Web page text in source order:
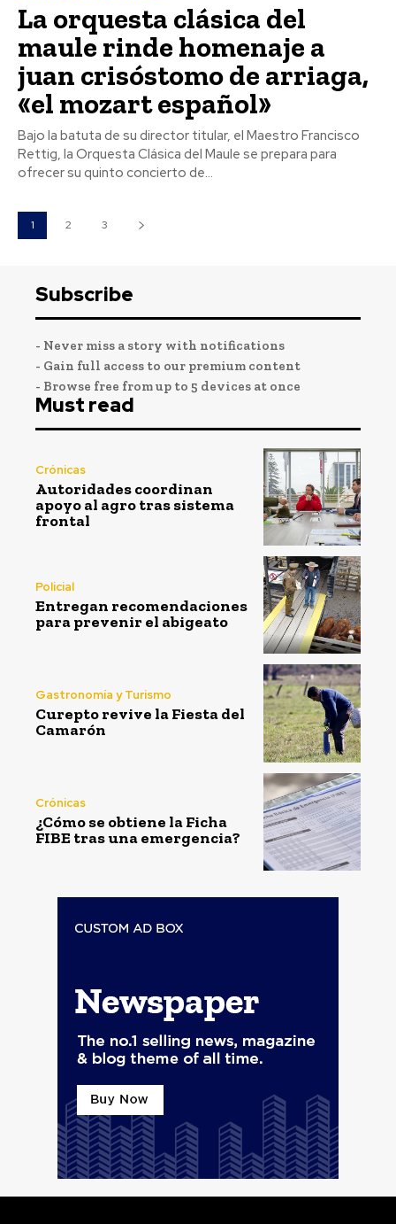
La orquesta clásica del
maule rinde homenaje a
juan crisóstomo de arriaga,
«el mozart español»
Bajo la batuta de su director titular, el Maestro Francisco
Rettig, la Orquesta Clásica del Maule se prepara para
ofrecer su quinto concierto de...
1 2 3
Subscribe
- Never miss a story with notifications
- Gain full access to our premium content
- Browse free from up to 5 devices at once
Must read
Crónicas
Autoridades coordinan
apoyo al agro tras sistema
frontal
Policial
Entregan recomendaciones
para prevenir el abigeato
Gastronomía y Turismo
Curepto revive la Fiesta del
Camarón
Crónicas
¿Cómo se obtiene la Ficha
FIBE tras una emergencia?